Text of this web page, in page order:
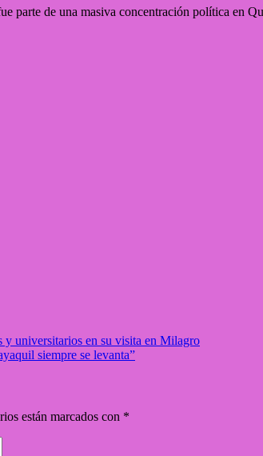
parte de una masiva concentración política en
universitarios en su visita en Milagro
siempre se levanta”
están marcados con *